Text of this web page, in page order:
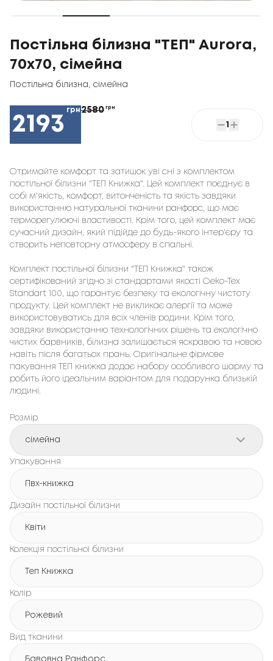
Постільна білизна "ТЕП" Aurora,
70x70, сімейна
Постільна білизна сімейна
2193
грн2580 грн
1
Отримайте комфорт та затишок уві сні з комплектом
постільної білизни "ТЕП Книжка". Цей комплект поєднує в
собі м'якість, комфорт, витонченість та якість завдяки
використанню натуральної тканини ранфорс, що має
терморегулюючі властивості. Крім того, цей комплект має
сучасний дизайн, який підійде до будь-якого інтер'єру та
створить неповторну атмосферу в спальні.
Комплект постільної білизни "ТЕП Книжка" також
сертифікований згідно зі стандартами якості Oeko-Tex
Standart 100, що гарантує безпеку та екологічну чистоту
продукту. Цей комплект не викликає алергії та може
використовуватись для всіх членів родини. Крім того,
завдяки використанню технологічних рішень та екологічно
чистих барвників, білизна залишається яскравою та новою
навіть після багатьох прань. Оригінальне фірмове
пакування ТЕП книжка додає набору особливого шарму та
робить його ідеальним варіантом для подарунка близькій
людині.
Розмір
сімейна
Упакування
Пвх-книжка
Дизайн постільної білизни
Квіти
Колекція постільної білизни
Теп Книжка
Колір
Рожевий
Вид тканини
Бавовна Ранфорс